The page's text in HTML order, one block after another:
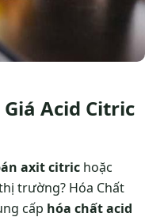
Acid Citric
axit citric hoặc
trường? Hóa Chất
cấp hóa chất acid